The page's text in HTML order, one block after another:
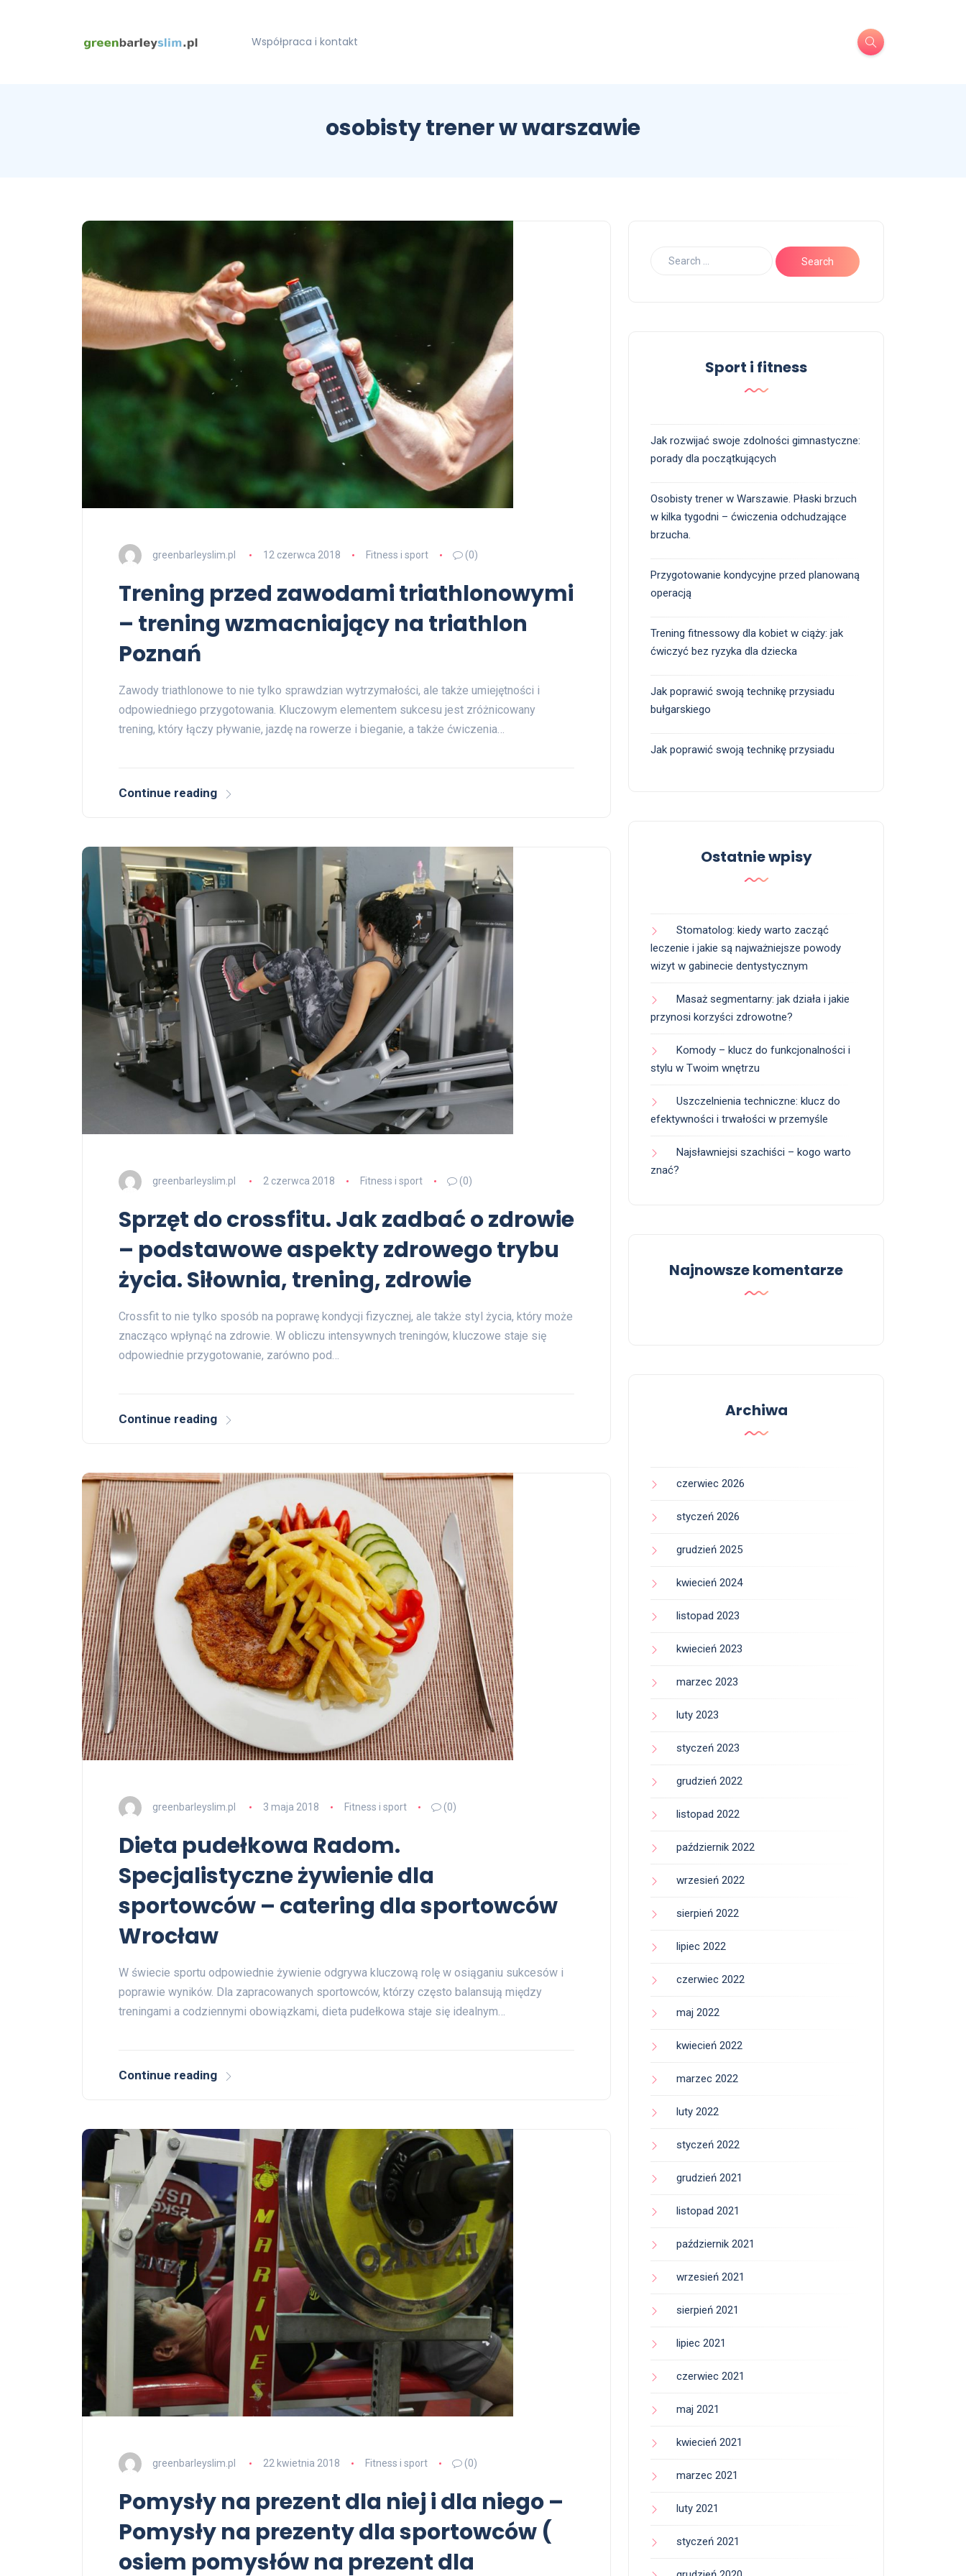
Współpraca i kontakt
osobisty trener w warszawie
greenbarleyslim.pl 12 czerwca 2018 Fitness i sport (0)
Trening przed zawodami triathlonowymi
– trening wzmacniający na triathlon
Poznań
Zawody triathlonowe to nie tylko sprawdzian wytrzymałości, ale także umiejętności i
odpowiedniego przygotowania. Kluczowym elementem sukcesu jest zróżnicowany
trening, który łączy pływanie, jazdę na rowerze i bieganie, a także ćwiczenia…
Continue reading
greenbarleyslim.pl 2 czerwca 2018 Fitness i sport (0)
Sprzęt do crossfitu. Jak zadbać o zdrowie
– podstawowe aspekty zdrowego trybu
życia. Siłownia, trening, zdrowie
Crossfit to nie tylko sposób na poprawę kondycji fizycznej, ale także styl życia, który może
znacząco wpłynąć na zdrowie. W obliczu intensywnych treningów, kluczowe staje się
odpowiednie przygotowanie, zarówno pod…
Continue reading
greenbarleyslim.pl 3 maja 2018 Fitness i sport (0)
Dieta pudełkowa Radom.
Specjalistyczne żywienie dla
sportowców – catering dla sportowców
Wrocław
W świecie sportu odpowiednie żywienie odgrywa kluczową rolę w osiąganiu sukcesów i
poprawie wyników. Dla zapracowanych sportowców, którzy często balansują między
treningami a codziennymi obowiązkami, dieta pudełkowa staje się idealnym…
Continue reading
greenbarleyslim.pl 22 kwietnia 2018 Fitness i sport (0)
Pomysły na prezent dla niej i dla niego –
Pomysły na prezenty dla sportowców (
osiem pomysłów na prezent dla
Sport i fitness
Jak rozwijać swoje zdolności gimnastyczne:
porady dla początkujących
Osobisty trener w Warszawie. Płaski brzuch
w kilka tygodni – ćwiczenia odchudzające
brzucha.
Przygotowanie kondycyjne przed planowaną
operacją
Trening fitnessowy dla kobiet w ciąży: jak
ćwiczyć bez ryzyka dla dziecka
Jak poprawić swoją technikę przysiadu
bułgarskiego
Jak poprawić swoją technikę przysiadu
Ostatnie wpisy
Stomatolog: kiedy warto zacząć
leczenie i jakie są najważniejsze powody
wizyt w gabinecie dentystycznym
Masaż segmentarny: jak działa i jakie
przynosi korzyści zdrowotne?
Komody – klucz do funkcjonalności i
stylu w Twoim wnętrzu
Uszczelnienia techniczne: klucz do
efektywności i trwałości w przemyśle
Najsławniejsi szachiści – kogo warto
znać?
Najnowsze komentarze
Archiwa
czerwiec 2026
styczeń 2026
grudzień 2025
kwiecień 2024
listopad 2023
kwiecień 2023
marzec 2023
luty 2023
styczeń 2023
grudzień 2022
listopad 2022
październik 2022
wrzesień 2022
sierpień 2022
lipiec 2022
czerwiec 2022
maj 2022
kwiecień 2022
marzec 2022
luty 2022
styczeń 2022
grudzień 2021
listopad 2021
październik 2021
wrzesień 2021
sierpień 2021
lipiec 2021
czerwiec 2021
maj 2021
kwiecień 2021
marzec 2021
luty 2021
styczeń 2021